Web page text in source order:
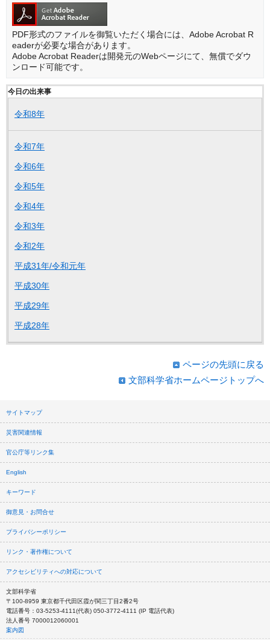
PDF形式のファイルを御覧いただく場合には、Adobe Acrobat R
eaderが必要な場合があります。
Adobe Acrobat Readerは開発元のWebページにて、無償でダウ
ンロード可能です。
今日の出来事
令和8年
令和7年
令和6年
令和5年
令和4年
令和3年
令和2年
平成31年/令和元年
平成30年
平成29年
平成28年
ページの先頭に戻る
文部科学省ホームページトップへ
サイトマップ
災害関連情報
官公庁等リンク集
English
キーワード
御意見・お問合せ
プライバシーポリシー
リンク・著作権について
アクセシビリティへの対応について
文部科学省
〒100-8959 東京都千代田区霞が関三丁目2番2号
電話番号：03-5253-4111(代表) 050-3772-4111 (IP 電話代表)
法人番号 7000012060001
案内図